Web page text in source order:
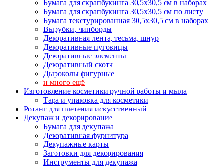
Бумага для скрапбукинга 30,5х30,5 см в наборах
Бумага для скрапбукинга 30,5х30,5 см по листу
Бумага текстурированная 30,5х30,5 см в наборах
Вырубки, чипборды
Декоративная лента, тесьма, шнур
Декоративные пуговицы
Декоративные элементы
Декоративный скотч
Дыроколы фигурные
и много ещё
Изготовление косметики ручной работы и мыла
Тара и упаковка для косметики
Ротанг для плетения искусственный
Декупаж и декорирование
Бумага для декупажа
Декоративная фурнитура
Декупажные карты
Заготовки для декорирования
Инструменты для декупажа